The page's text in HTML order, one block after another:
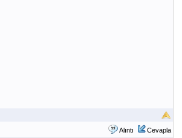
Alıntı Cevapla